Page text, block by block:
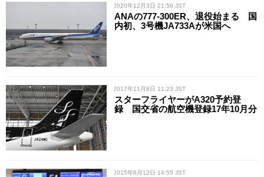
/ 2020年12月3日 21:56 JST
ANAの777-300ER、退役始まる 国
内初、3号機JA733Aが米国へ
/ 2017年11月8日 11:23 JST
スターフライヤーがA320予約登
録 国交省の航空機登録17年10月分
/ 2015年6月12日 14:55 JST